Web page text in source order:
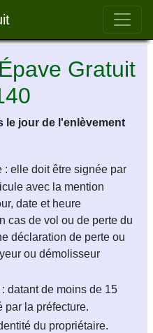
Bar
Gratuit
le jour de l'enlèvement
: elle doit être signée par
avec la mention
date et heure
cas de vol ou de perte du
déclaration de perte ou
ou démolisseur
datant de moins de 15
par la préfecture.
du propriétaire.